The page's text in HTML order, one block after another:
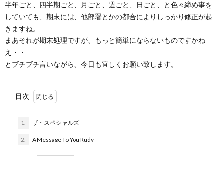
半年ごと、四半期ごと、月ごと、週ごと、日ごと、と色々締め事を
していても、期末には、他部署とかの都合によりしっかり修正が起
きますね。
まあそれが期末処理ですが、もっと簡単にならないものですかね
え・・
とブチブチ言いながら、今日も宜しくお願い致します。
目次
1. ザ・スペシャルズ
2. A Message To You Rudy